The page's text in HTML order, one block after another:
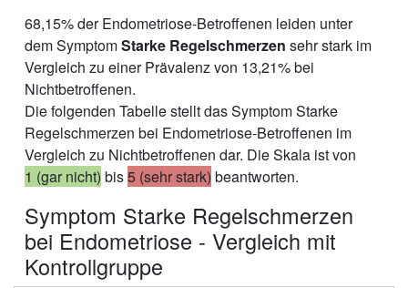
68,15% der Endometriose-Betroffenen leiden unter
dem SymptomStarke Regelschmerzen sehr stark im
Vergleich zu einer Prävalenz von 13,21% bei
Nichtbetroffenen.
Die folgenden Tabelle stellt das Symptom Starke
Regelschmerzen bei Endometriose-Betroffenen im
Vergleich zu Nichtbetroffenen dar. Die Skala ist von
1 (gar nicht) bis5 (sehr stark) beantworten.
Symptom Starke Regelschmerzen
bei Endometriose - Vergleich mit
Kontrollgruppe